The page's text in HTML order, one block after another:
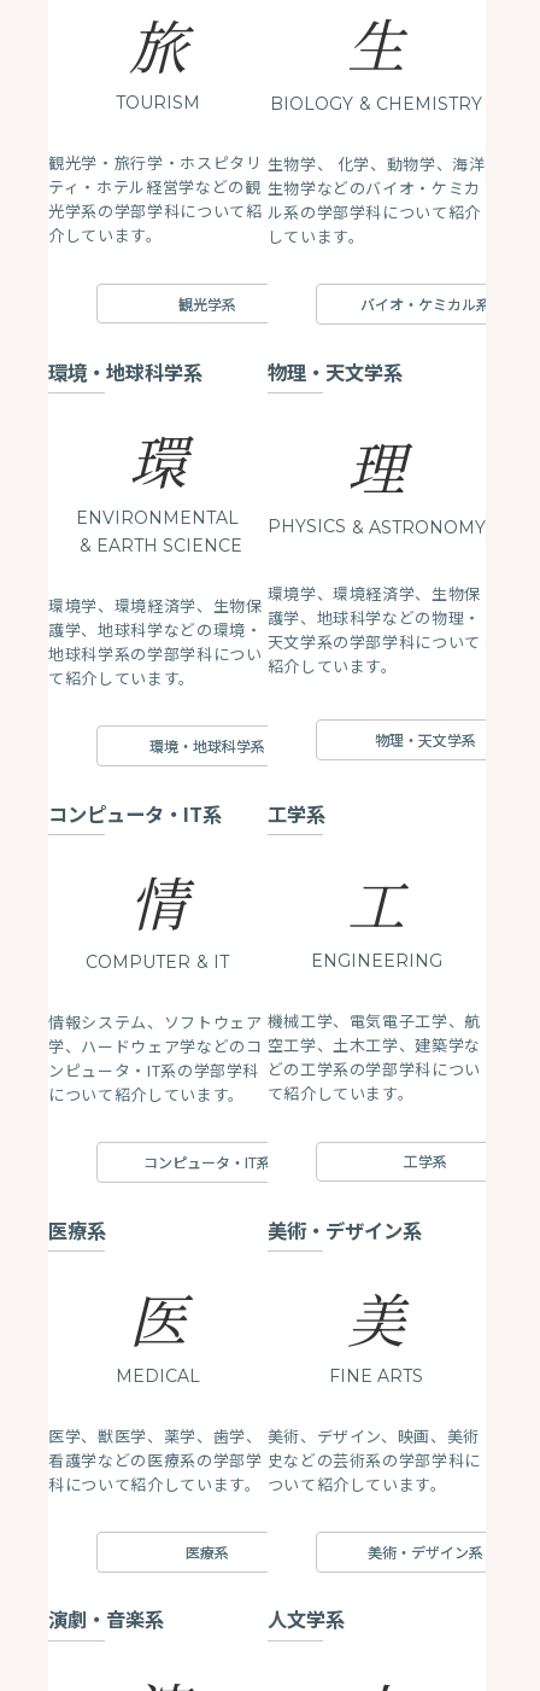
旅
TOURISM
観光学・旅行学・ホスピタリ
ティ・ホテル経営学などの観
光学系の学部学科について紹
介しています。
観光学系
生
BIOLOGY & CHEMISTRY
生物学、 化学、動物学、海洋
生物学などのバイオ・ケミカ
ル系の学部学科について紹介
しています。
バイオ・ケミカル系
環境・地球科学系
環
ENVIRONMENTAL
& EARTH SCIENCE
環境学、環境経済学、生物保
護学、地球科学などの環境・
地球科学系の学部学科につい
て紹介しています。
環境・地球科学系
物理・天文学系
理
PHYSICS & ASTRONOMY
環境学、環境経済学、生物保
護学、地球科学などの物理・
天文学系の学部学科について
紹介しています。
物理・天文学系
コンピュータ・IT系
情
COMPUTER & IT
情報システム、ソフトウェア
学、ハードウェア学などのコ
ンピュータ・IT系の学部学科
について紹介しています。
コンピュータ・IT系
工学系
工
ENGINEERING
機械工学、電気電子工学、航
空工学、土木工学、建築学な
どの工学系の学部学科につい
て紹介しています。
工学系
医療系
医
MEDICAL
医学、獣医学、薬学、歯学、
看護学などの医療系の学部学
科について紹介しています。
医療系
美術・デザイン系
美
FINE ARTS
美術、デザイン、映画、美術
史などの芸術系の学部学科に
ついて紹介しています。
美術・デザイン系
演劇・音楽系 人文学系